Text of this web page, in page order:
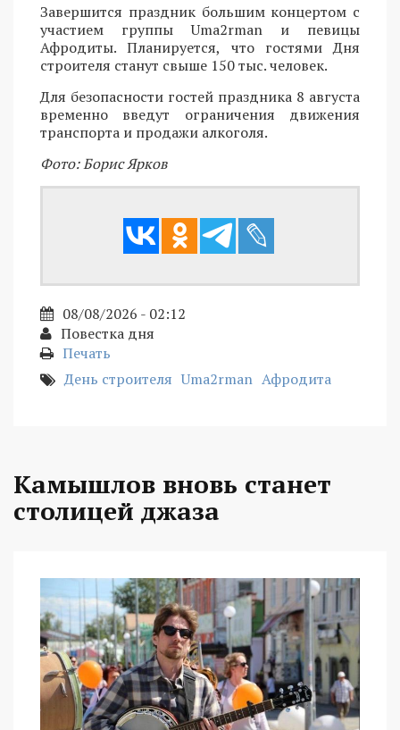
Завершится праздник большим концертом с
участием группы Uma2rman и певицы
Афродиты. Планируется, что гостями Дня
строителя станут свыше 150 тыс. человек.
Для безопасности гостей праздника 8 августа
временно введут ограничения движения
транспорта и продажи алкоголя.
Фото: Борис Ярков
08/08/2026 - 02:12
Повестка дня
Печать
День строителя Uma2rman Афродита
Камышлов вновь станет
столицей джаза